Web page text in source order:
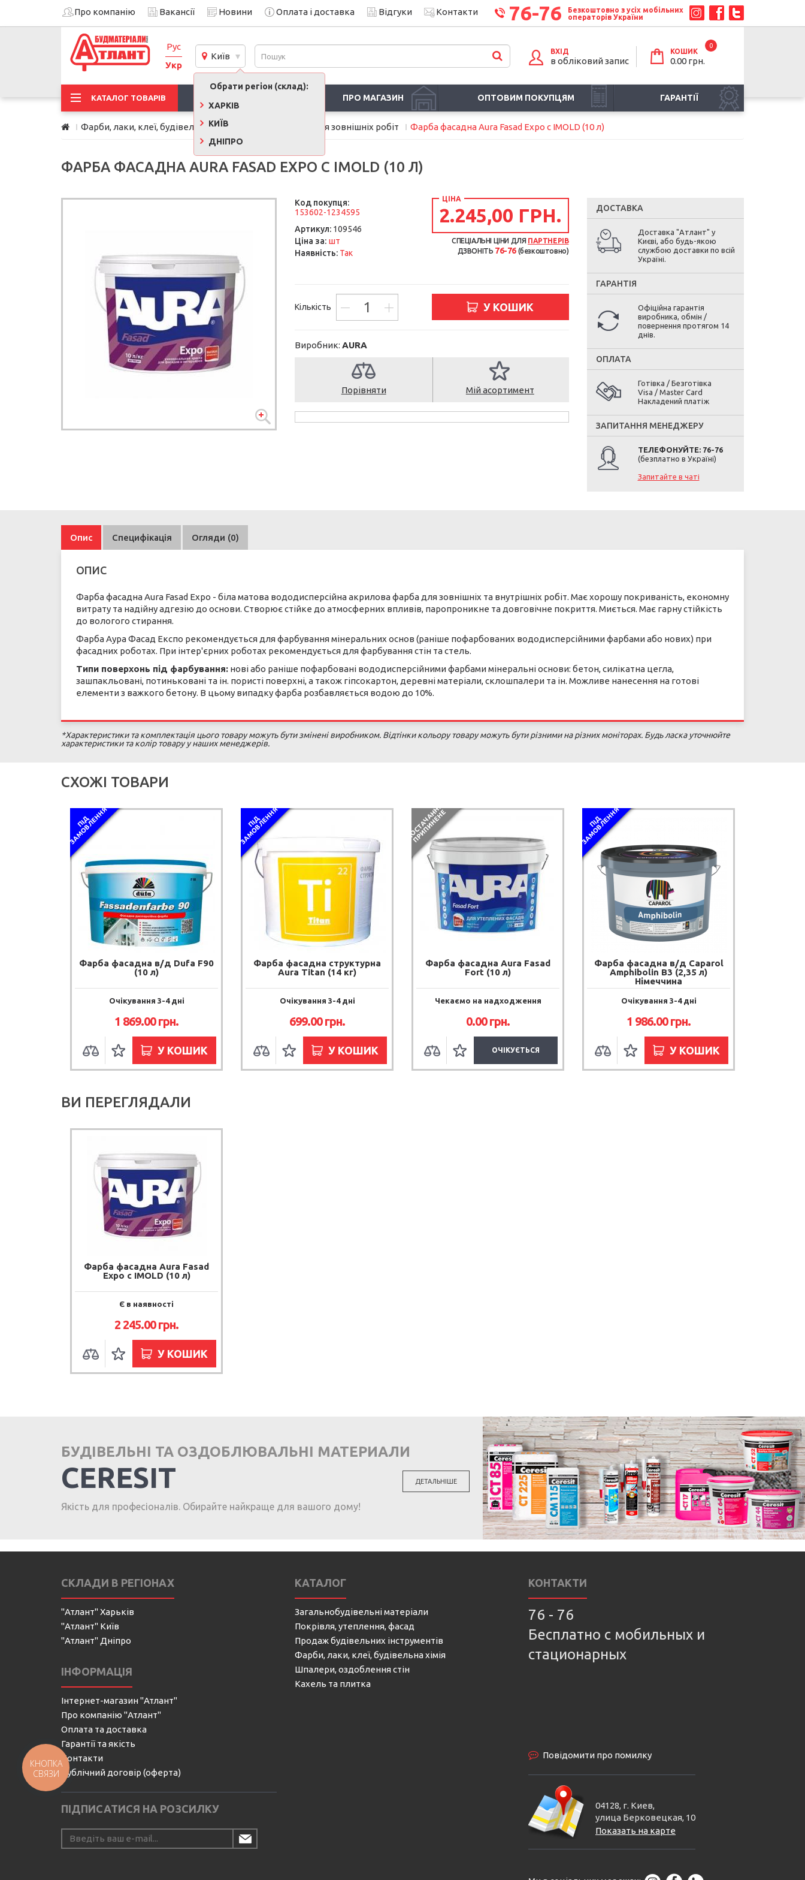
Про компанію Вакансії Новини Оплата і доставка Відгуки Контакти 76-76
Безкоштовно з усіх мобільних
операторів України
Рус
Укр
Київ
Обрати регіон (склад):
ХАРКІВ
КИЇВ
ДНІПРО
ВХІД
в обліковий запис
КОШИК
0
0.00 грн.
КАТАЛОГ ТОВАРІВ ПРО МАГАЗИН ОПТОВИМ ПОКУПЦЯМ ГАРАНТІЇ
Фарби, лаки, клеї, будівельна хімія Фарба для зовнішніх робіт Фарба фасадна Aura Fasad Expo с IMOLD (10 л)
ФАРБА ФАСАДНА AURA FASAD EXPO С IMOLD (10 Л)
Код покупця:
153602-1234595
Артикул: 109546
Ціна за: шт
Наявність: Так
ЦІНА
2.245,00 ГРН.
СПЕЦІАЛЬНІ ЦІНИ ДЛЯ ПАРТНЕРІВ
ДЗВОНІТЬ 76-76 (безкоштовно)
Кількість У КОШИК
Виробник: AURA
Порівняти Мій асортимент
ДОСТАВКА
Доставка "Атлант" у
Києві, або будь-якою
службою доставки по всій
Україні.
ГАРАНТІЯ
Офіційна гарантія
виробника, обмін /
повернення протягом 14
днів.
ОПЛАТА
Готівка / Безготівка
Visa / Master Card
Накладений платіж
ЗАПИТАННЯ МЕНЕДЖЕРУ
ТЕЛЕФОНУЙТЕ: 76-76
(безплатно в Україні)
Запитайте в чаті
Опис Специфікація Огляди (0)
ОПИС
Фарба фасадна Aura Fasad Expo - біла матова вододисперсійна акрилова фарба для зовнішніх та внутрішніх робіт. Має хорошу покриваність, економну
витрату та надійну адгезію до основи. Створює стійке до атмосферних впливів, паропроникне та довговічне покриття. Миється. Має гарну стійкість
до вологого стирання.
Фарба Аура Фасад Експо рекомендується для фарбування мінеральних основ (раніше пофарбованих вододисперсійними фарбами або нових) при
фасадних роботах. При інтер'єрних роботах рекомендується для фарбування стін та стель.
Типи поверхонь під фарбування: нові або раніше пофарбовані вододисперсійними фарбами мінеральні основи: бетон, силікатна цегла,
зашпакльовані, потиньковані та ін. пористі поверхні, а також гіпсокартон, деревні матеріали, склошпалери та ін. Можливе нанесення на готові
елементи з важкого бетону. В цьому випадку фарба розбавляється водою до 10%.
*Характеристики та комплектація цього товару можуть бути змінені виробником. Відтінки кольору товару можуть бути різними на різних моніторах. Будь ласка уточнюйте
характеристики та колір товару у наших менеджерів.
СХОЖІ ТОВАРИ
П
І
Д
З
А
М
О
В
Л
Е
Н
Н
Я
Фарба фасадна в/д Dufa F90
(10 л)
Очікування 3-4 дні
1 869.00 грн.
У КОШИК
П
І
Д
З
А
М
О
В
Л
Е
Н
Н
Я
Фарба фасадна структурна
Aura Titan (14 кг)
Очікування 3-4 дні
699.00 грн.
У КОШИК
П
О
С
Т
А
Ч
А
Н
Н
Я
П
Р
И
П
И
Н
Е
Н
Е
Фарба фасадна Aura Fasad
Fort (10 л)
Чекаємо на надходження
0.00 грн.
ОЧІКУЄТЬСЯ
П
І
Д
З
А
М
О
В
Л
Е
Н
Н
Я
Фарба фасадна в/д Caparol
Amphibolin B3 (2,35 л)
Німеччина
Очікування 3-4 дні
1 986.00 грн.
У КОШИК
ВИ ПЕРЕГЛЯДАЛИ
Фарба фасадна Aura Fasad
Expo с IMOLD (10 л)
Є в наявності
2 245.00 грн.
У КОШИК
БУДІВЕЛЬНІ ТА ОЗДОБЛЮВАЛЬНІ МАТЕРИАЛИ
CERESIT
Якість для професіоналів. Обирайте найкраще для вашого дому!
ДЕТАЛЬНІШЕ
СКЛАДИ В РЕГІОНАХ
"Атлант" Харьків
"Атлант" Київ
"Атлант" Дніпро
ІНФОРМАЦІЯ
Інтернет-магазин "Атлант"
Про компанію "Атлант"
Оплата та доставка
Гарантії та якість
Контакти
Публічний договір (оферта)
ПІДПИСАТИСЯ НА РОЗСИЛКУ
КАТАЛОГ
Загальнобудівельні матеріали
Покрівля, утеплення, фасад
Продаж будівельних інструментів
Фарби, лаки, клеї, будівельна хімія
Шпалери, оздоблення стін
Кахель та плитка
КОНТАКТИ
76 - 76
Бесплатно с мобильных и
стационарных
Повідомити про помилку
04128, г. Киев,
улица Берковецкая, 10
Показать на карте
КНОПКА
СВЯЗИ